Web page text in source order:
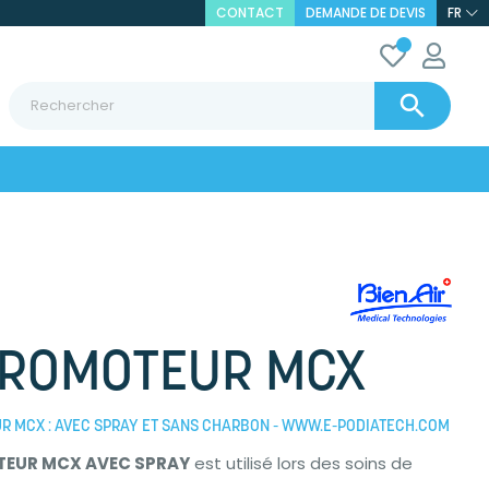
CONTACT DEMANDE DE DEVIS FR

MCX
MCX : AVEC SPRAY ET SANS CHARBON - WWW.E-PODIATECH.COM
MCX AVEC SPRAYest utilisé lors des soins de